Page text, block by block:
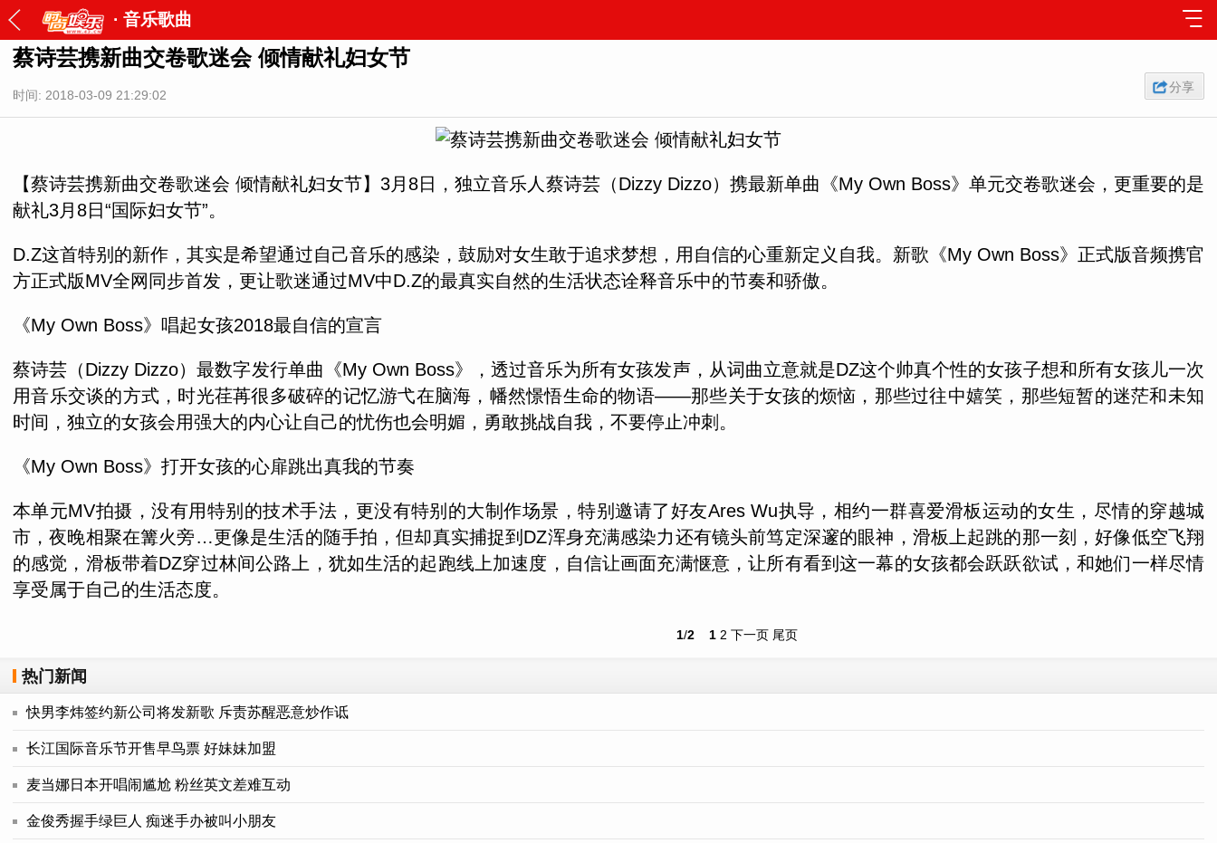
· 音乐歌曲
蔡诗芸携新曲交卷歌迷会 倾情献礼妇女节
时间: 2018-03-09 21:29:02
分享
【蔡诗芸携新曲交卷歌迷会 倾情献礼妇女节】3月8日，独立音乐人蔡诗芸（Dizzy Dizzo）携最新单曲《My Own Boss》单元交卷歌迷会，更重要的是
献礼3月8日“国际妇女节”。
D.Z这首特别的新作，其实是希望通过自己音乐的感染，鼓励对女生敢于追求梦想，用自信的心重新定义自我。新歌《My Own Boss》正式版音频携官
方正式版MV全网同步首发，更让歌迷通过MV中D.Z的最真实自然的生活状态诠释音乐中的节奏和骄傲。
《My Own Boss》唱起女孩2018最自信的宣言
蔡诗芸（Dizzy Dizzo）最数字发行单曲《My Own Boss》，透过音乐为所有女孩发声，从词曲立意就是DZ这个帅真个性的女孩子想和所有女孩儿一次
用音乐交谈的方式，时光荏苒很多破碎的记忆游弋在脑海，幡然憬悟生命的物语——那些关于女孩的烦恼，那些过往中嬉笑，那些短暂的迷茫和未知
时间，独立的女孩会用强大的内心让自己的忧伤也会明媚，勇敢挑战自我，不要停止冲刺。
《My Own Boss》打开女孩的心扉跳出真我的节奏
本单元MV拍摄，没有用特别的技术手法，更没有特别的大制作场景，特别邀请了好友Ares Wu执导，相约一群喜爱滑板运动的女生，尽情的穿越城
市，夜晚相聚在篝火旁…更像是生活的随手拍，但却真实捕捉到DZ浑身充满感染力还有镜头前笃定深邃的眼神，滑板上起跳的那一刻，好像低空飞翔
的感觉，滑板带着DZ穿过林间公路上，犹如生活的起跑线上加速度，自信让画面充满惬意，让所有看到这一幕的女孩都会跃跃欲试，和她们一样尽情
享受属于自己的生活态度。
1/2 1 2 下一页 尾页
热门新闻
快男李炜签约新公司将发新歌 斥责苏醒恶意炒作诋
长江国际音乐节开售早鸟票 好妹妹加盟
麦当娜日本开唱闹尴尬 粉丝英文差难互动
金俊秀握手绿巨人 痴迷手办被叫小朋友